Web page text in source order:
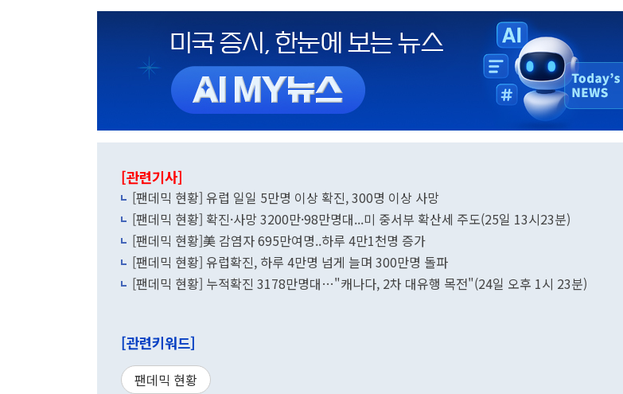
[관련기사]
[팬데믹 현황] 유럽 일일 5만명 이상 확진, 300명 이상 사망
[팬데믹 현황] 확진·사망 3200만·98만명대...미 중서부 확산세 주도(25일 13시23분)
[팬데믹 현황]美 감염자 695만여명..하루 4만1천명 증가
[팬데믹 현황] 유럽확진, 하루 4만명 넘게 늘며 300만명 돌파
[팬데믹 현황] 누적확진 3178만명대…"캐나다, 2차 대유행 목전"(24일 오후 1시 23분)
[관련키워드]
팬데믹 현황